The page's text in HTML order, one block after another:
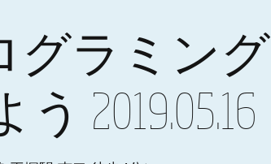
グラミング
2019.05.16